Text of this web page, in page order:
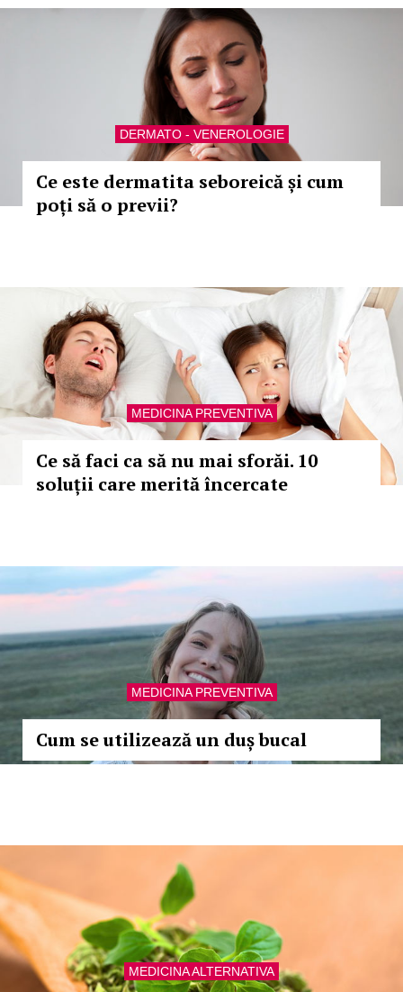
DERMATO - VENEROLOGIE
Ce este dermatita seboreică și cum
poți să o previi?
MEDICINA PREVENTIVA
Ce să faci ca să nu mai sforăi. 10
soluții care merită încercate
MEDICINA PREVENTIVA
Cum se utilizează un duș bucal
MEDICINA ALTERNATIVA